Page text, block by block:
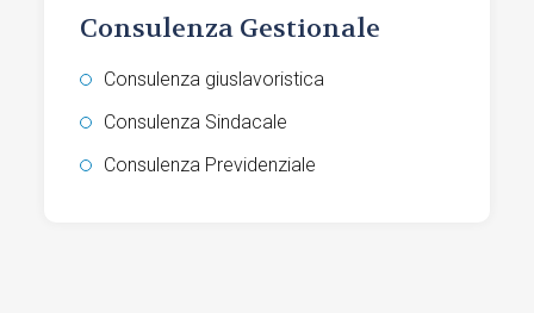
Consulenza Gestionale
Consulenza giuslavoristica
Consulenza Sindacale
Consulenza Previdenziale